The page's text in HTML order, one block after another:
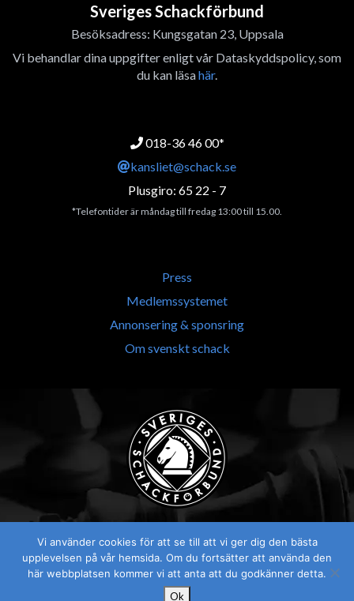
Sveriges Schackförbund
Besöksadress: Kungsgatan 23, Uppsala
Vi behandlar dina uppgifter enligt vår Dataskyddspolicy, som
du kan läsahär.
018-36 46 00*
kansliet@schack.se
Plusgiro: 65 22 - 7
*Telefontider är måndag till fredag 13:00 till 15.00.
Press
Medlemssystemet
Annonsering & sponsring
Om svenskt schack
Vi använder cookies för att se till att vi ger dig den bästa
upplevelsen på vår hemsida. Om du fortsätter att använda den
här webbplatsen kommer vi att anta att du godkänner detta.
Ok